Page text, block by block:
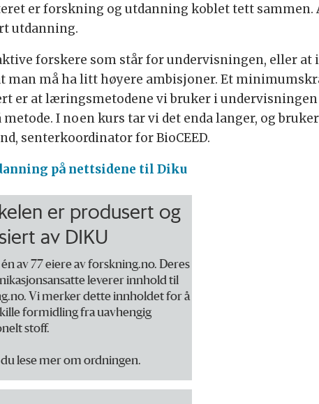
er forskning og utdanning koblet tett
utdanning.
forskere som står for undervisningen, eller at
må ha litt høyere ambisjoner. Et
er at læringsmetodene vi bruker i
I noen kurs tar vi det enda langer, og
senterkoordinator for BioCEED.
på nettsidene til Diku
er produsert og
av DIKU
av 77 eiere av forskning.no. Deres
leverer innhold til
Vi merker dette innholdet for å
formidling fra uavhengig
stoff.
lese mer om ordningen.